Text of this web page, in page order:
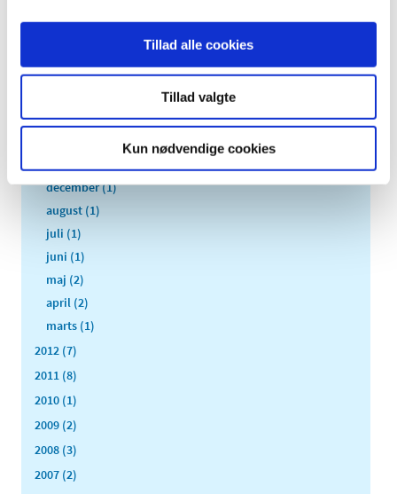
Tillad alle cookies
Tillad valgte
Kun nødvendige cookies
2017 (7)
2015 (7)
december (1)
august (1)
juli (1)
juni (1)
maj (2)
april (2)
marts (1)
2012 (7)
2011 (8)
2010 (1)
2009 (2)
2008 (3)
2007 (2)